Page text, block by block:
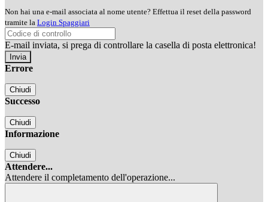
Non hai una e-mail associata al nome utente? Effettua il reset della password
tramite la Login Spaggiari
E-mail inviata, si prega di controllare la casella di posta elettronica!
Errore
Chiudi
Successo
Chiudi
Informazione
Chiudi
Attendere...
Attendere il completamento dell'operazione...